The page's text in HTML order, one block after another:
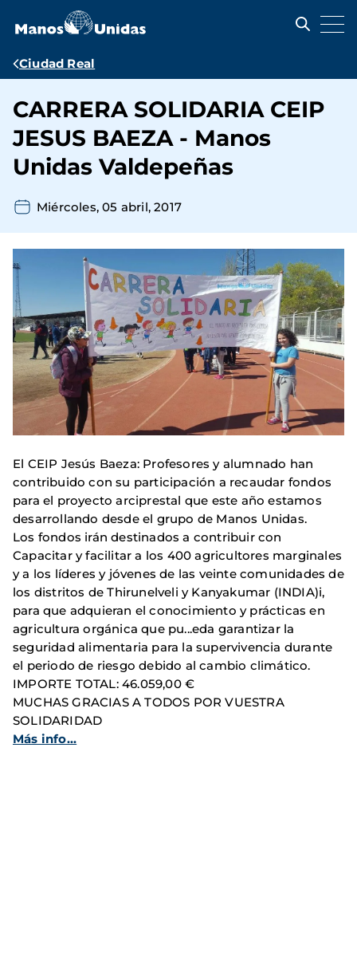
contenido
Ruta
navegación
Ciudad Real
CARRERA SOLIDARIA CEIP
JESUS BAEZA - Manos
Unidas Valdepeñas
Miércoles, 05 abril, 2017
El CEIP Jesús Baeza: Profesores y alumnado han
contribuido con su participación a recaudar fondos
para el proyecto arciprestal que este año estamos
desarrollando desde el grupo de Manos Unidas.
Los fondos irán destinados a contribuir con
Capacitar y facilitar a los 400 agricultores marginales
y a los líderes y jóvenes de las veinte comunidades de
los distritos de Thirunelveli y Kanyakumar (INDIA)i,
para que adquieran el conocimiento y prácticas en
agricultura orgánica que pu...eda garantizar la
seguridad alimentaria para la supervivencia durante
el periodo de riesgo debido al cambio climático.
IMPORTE TOTAL: 46.059,00 €
MUCHAS GRACIAS A TODOS POR VUESTRA
SOLIDARIDAD
Más info...